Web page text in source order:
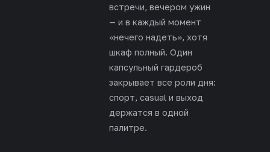
встречи, вечером ужин
— и в каждый момент
«нечего надеть», хотя
шкаф полный. Один
капсульный гардероб
закрывает все роли дня:
спорт, casual и выход
держатся в одной
палитре.